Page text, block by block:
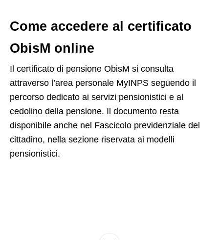
Come accedere al certificato
ObisM online
Il certificato di pensione ObisM si consulta
attraverso l’area personale MyINPS seguendo il
percorso dedicato ai servizi pensionistici e al
cedolino della pensione. Il documento resta
disponibile anche nel Fascicolo previdenziale del
cittadino, nella sezione riservata ai modelli
pensionistici.